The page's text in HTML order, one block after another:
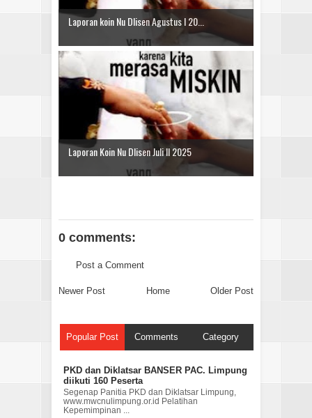
Laporan koin Nu Dlisen Agustus I 20...
Laporan Koin Nu Dlisen Juli II 2025
0 comments:
Post a Comment
Newer Post Older Post
Home
Popular Post Comments Category
PKD dan Diklatsar BANSER PAC. Limpung
diikuti 160 Peserta
Segenap Panitia PKD dan Diklatsar Limpung,
www.mwcnulimpung.or.id Pelatihan
Kepemimpinan ...